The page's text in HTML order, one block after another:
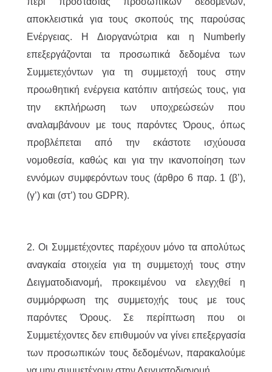
αποκλειστικά για τους σκοπούς της παρούσας
Ενέργειας. Η Διοργανώτρια και η Numberly
επεξεργάζονται τα προσωπικά δεδομένα των
Συμμετεχόντων για τη συμμετοχή τους στην
προωθητική ενέργεια κατόπιν αιτήσεώς τους, για
την εκπλήρωση των υποχρεώσεών που
αναλαμβάνουν με τους παρόντες Όρους, όπως
προβλέπεται από την εκάστοτε ισχύουσα
νομοθεσία, καθώς και για την ικανοποίηση των
εννόμων συμφερόντων τους (άρθρο 6 παρ. 1 (β’),
(γ’) και (στ’) του GDPR).
2. Οι Συμμετέχοντες παρέχουν μόνο τα απολύτως
αναγκαία στοιχεία για τη συμμετοχή τους στην
Δειγματοδιανομή, προκειμένου να ελεγχθεί η
συμμόρφωση της συμμετοχής τους με τους
παρόντες Όρους. Σε περίπτωση που οι
Συμμετέχοντες δεν επιθυμούν να γίνει επεξεργασία
των προσωπικών τους δεδομένων, παρακαλούμε